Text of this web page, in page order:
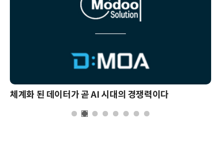
체계화 된 데이터가 곧 AI 시대의 경쟁력이다